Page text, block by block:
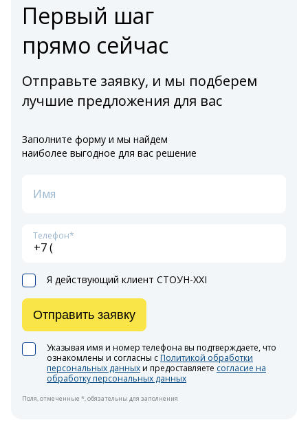
Первый шаг
прямо сейчас
Отправьте заявку, и мы подберем
лучшие предложения для вас
Заполните форму и мы найдем
наиболее выгодное для вас решение
Имя
Телефон*
Я действующий клиент СТОУН-XXI
Указывая имя и номер телефона вы подтверждаете, что
ознакомлены и согласны с Политикой обработки
персональных данныхи предоставляете согласие на
обработку персональных данных
Отправить заявку
Поля, отмеченные *, обязательны для заполнения